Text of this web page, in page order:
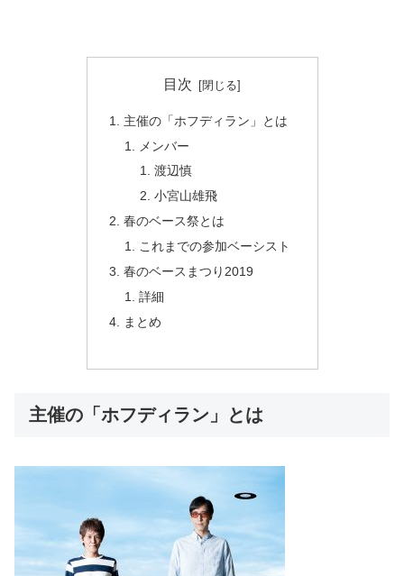
目次
主催の「ホフディラン」とは
メンバー
渡辺慎
小宮山雄飛
春のベース祭とは
これまでの参加ベーシスト
春のベースまつり2019
詳細
まとめ
主催の「ホフディラン」とは